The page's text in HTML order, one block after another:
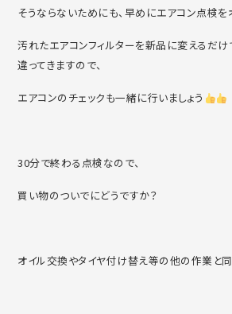
そうならないためにも、早めにエアコン点検を
汚れたエアコンフィルターを新品に変えるだ
違ってきますので、
エアコンのチェックも一緒に行いましょう
30分で終わる点検なので、
買い物のついでにどうですか？
オイル交換やタイヤ付け替え等の他の作業と同